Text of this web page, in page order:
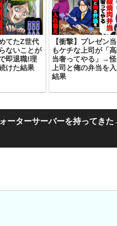
てたZ世代
ないことが
即退職!理
けた結果
【衝撃】プレゼン
もケチな上司が「
当奢ってやる」→
上司と俺の弁当を
結果
ーターサーバーを持ってき